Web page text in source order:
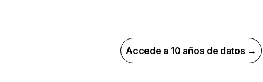
Accede a 10 años de datos →